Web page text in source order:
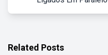
Related Posts